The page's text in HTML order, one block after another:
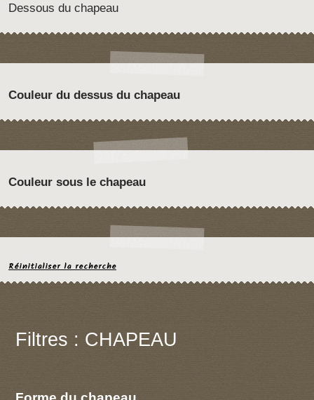
Dessous du chapeau
Couleur du dessus du chapeau
Couleur sous le chapeau
Réinitialiser la recherche
Filtres : CHAPEAU